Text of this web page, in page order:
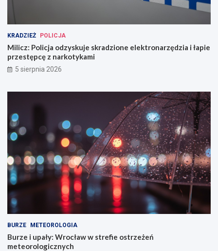
KRADZIEŻ POLICJA
Milicz: Policja odzyskuje skradzione elektronarzędzia i łapie
przestępcę z narkotykami
5 sierpnia 2026
BURZE METEOROLOGIA
Burze i upały: Wrocław w strefie ostrzeżeń
meteorologicznych